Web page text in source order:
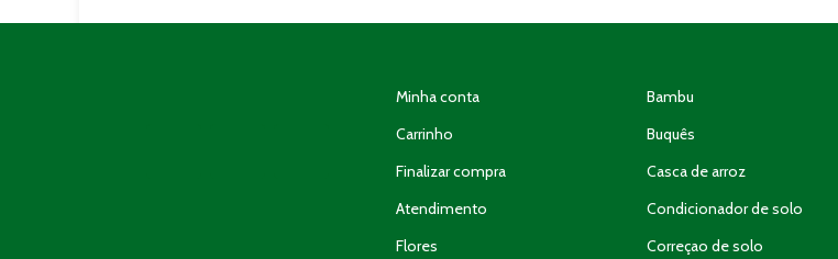
Minha conta
Carrinho
Finalizar compra
Atendimento
Flores
Bambu
Buquês
Casca de arroz
Condicionador de solo
Correçao de solo